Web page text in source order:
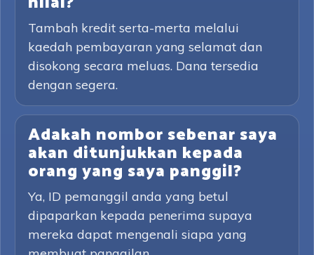
Tambah kredit serta-merta melalui
kaedah pembayaran yang selamat dan
disokong secara meluas. Dana tersedia
dengan segera.
Adakah nombor sebenar saya
akan ditunjukkan kepada
orang yang saya panggil?
Ya, ID pemanggil anda yang betul
dipaparkan kepada penerima supaya
mereka dapat mengenali siapa yang